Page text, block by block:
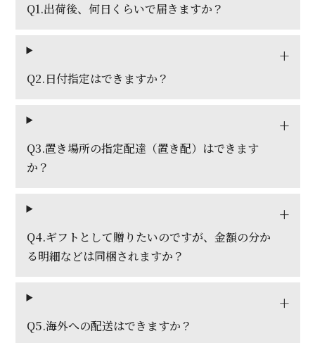
Q1.出荷後、何日くらいで届きますか？
Q2.日付指定はできますか？
Q3.置き場所の指定配達（置き配）はできます
か？
Q4.ギフトとして贈りたいのですが、金額の分か
る明細などは同梱されますか？
Q5.海外への配送はできますか？